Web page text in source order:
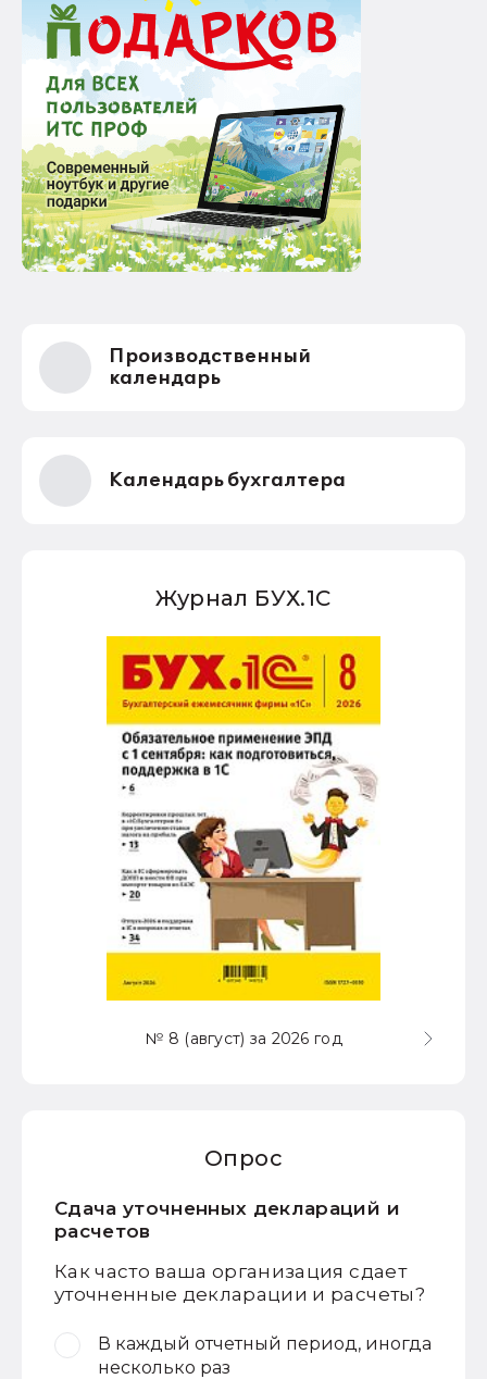
Производственный
календарь
Календарь бухгалтера
Журнал БУХ.1С
№ 8 (август) за 2026 год
Опрос
Сдача уточненных деклараций и
расчетов
Как часто ваша организация сдает
уточненные декларации и расчеты?
В каждый отчетный период, иногда
несколько раз